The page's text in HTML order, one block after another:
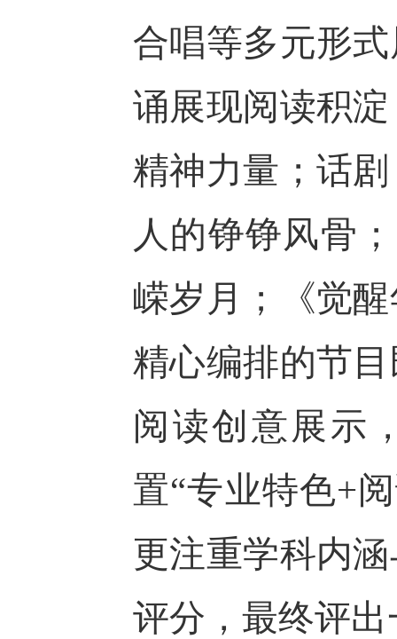
合唱等多元形
诵展现阅读积
精神力量；话
人的铮铮风骨 ；
嵘岁月；《觉
精心编排的节
阅读创意展示
置“专业特色+
更注重学科内
评分 ， 最终评出